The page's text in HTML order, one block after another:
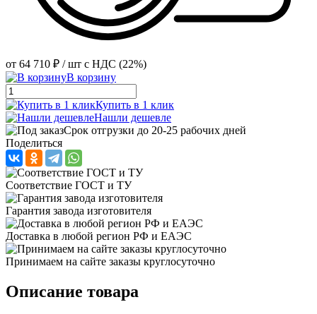
от 64 710 ₽ / шт с НДС (22%)
В корзину
Купить в 1 клик
Нашли дешевле
Срок отгрузки до 20-25 рабочих дней
Поделиться
Соответствие ГОСТ и ТУ
Гарантия завода изготовителя
Доставка в любой регион РФ и ЕАЭС
Принимаем на сайте заказы круглосуточно
Описание товара